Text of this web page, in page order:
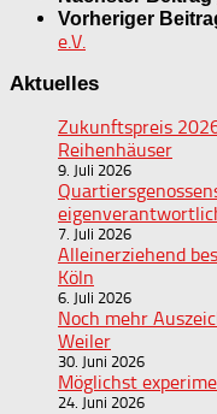
Vorheriger
e.V.
Aktuelles
Zukunftspreis
Reihenhäuser
9. Juli 2026
7. Juli 2026
Alleinerziehend
Köln
6. Juli 2026
Noch mehr
Weiler
30. Juni 2026
Möglichst
24. Juni 2026